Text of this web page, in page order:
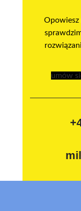
Opowiesz
umów